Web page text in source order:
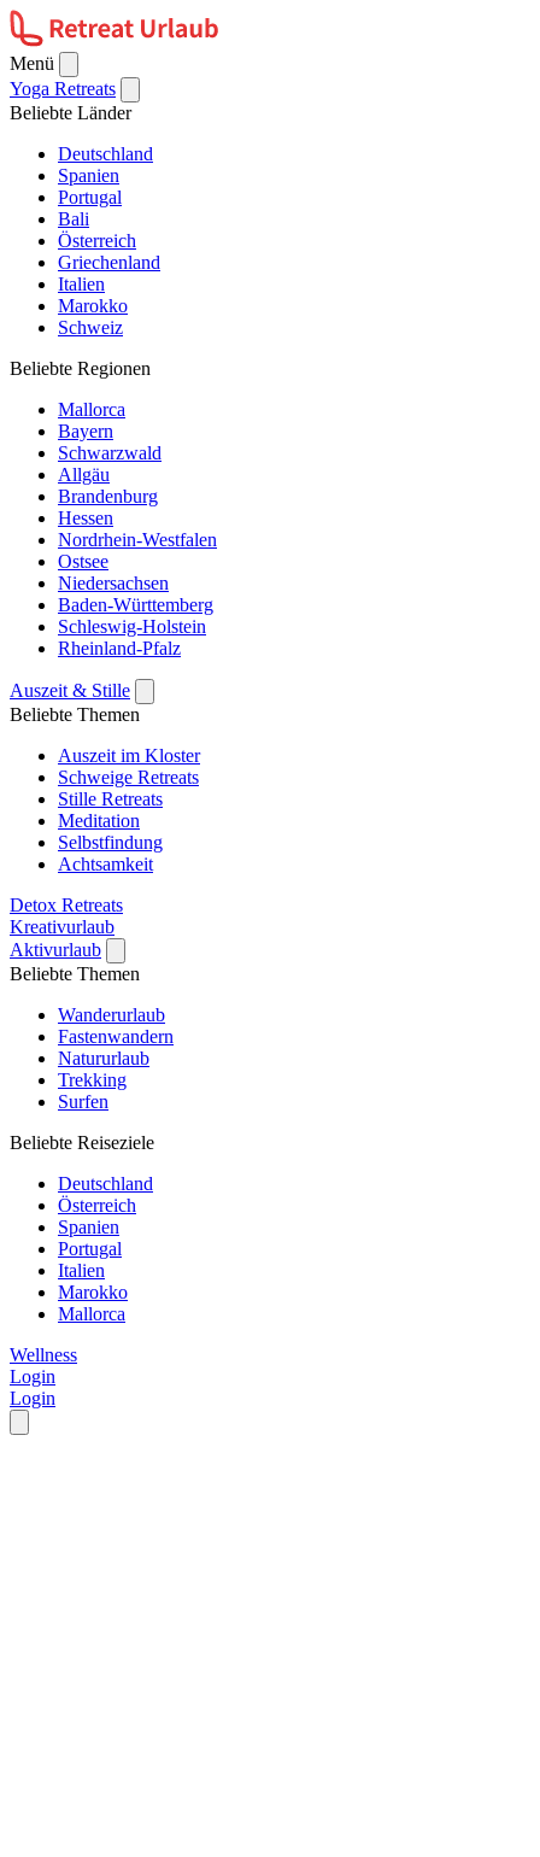
Menü
Yoga Retreats
Beliebte Länder
Deutschland
Spanien
Portugal
Bali
Österreich
Griechenland
Italien
Marokko
Schweiz
Beliebte Regionen
Mallorca
Bayern
Schwarzwald
Allgäu
Brandenburg
Hessen
Nordrhein-Westfalen
Ostsee
Niedersachsen
Baden-Württemberg
Schleswig-Holstein
Rheinland-Pfalz
Auszeit & Stille
Beliebte Themen
Auszeit im Kloster
Schweige Retreats
Stille Retreats
Meditation
Selbstfindung
Achtsamkeit
Detox Retreats
Kreativurlaub
Aktivurlaub
Beliebte Themen
Wanderurlaub
Fastenwandern
Natururlaub
Trekking
Surfen
Beliebte Reiseziele
Deutschland
Österreich
Spanien
Portugal
Italien
Marokko
Mallorca
Wellness
Login
Login